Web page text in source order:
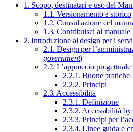
1. Scopo, destinatari e uso del
1.1. Versionamento e storico
1.2. Consultazione del
1.3. Contribuisci al manuale
2. Introduzione al design per i
2.1. Design per
government)
2.2. L’approccio progettuale
2.2.1. Buone pratiche
2.2.2. Principi
2.3. Accessibilità
2.3.1. Definizione
2.3.2. Accessibilità by
2.3.3. Principi per
2.3.4. Linee guida e